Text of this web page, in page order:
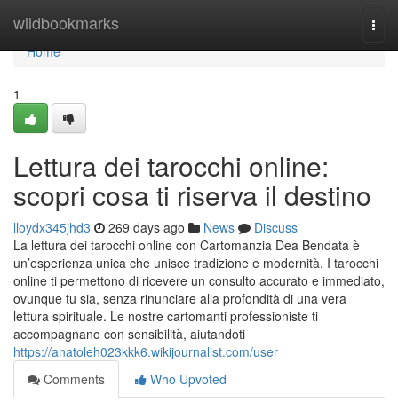
wildbookmarks
Home
Home
1
Lettura dei tarocchi online:
scopri cosa ti riserva il destino
lloydx345jhd3 269 days ago News
Discuss
La lettura dei tarocchi online con Cartomanzia Dea Bendata è
un’esperienza unica che unisce tradizione e modernità. I tarocchi
online ti permettono di ricevere un consulto accurato e immediato,
ovunque tu sia, senza rinunciare alla profondità di una vera
lettura spirituale. Le nostre cartomanti professioniste ti
accompagnano con sensibilità, aiutandoti
https://anatoleh023kkk6.wikijournalist.com/user
Comments
Who Upvoted